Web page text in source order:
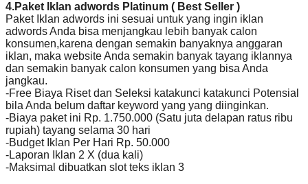
4.Paket Iklan adwords Platinum ( Best Seller )
Paket Iklan adwords ini sesuai untuk yang ingin iklan
adwords Anda bisa menjangkau lebih banyak calon
konsumen,karena dengan semakin banyaknya anggaran
iklan, maka website Anda semakin banyak tayang iklannya
dan semakin banyak calon konsumen yang bisa Anda
jangkau.
-Free Biaya Riset dan Seleksi katakunci katakunci Potensial
bila Anda belum daftar keyword yang yang diinginkan.
-Biaya paket ini Rp. 1.750.000 (Satu juta delapan ratus ribu
rupiah) tayang selama 30 hari
-Budget Iklan Per Hari Rp. 50.000
-Laporan Iklan 2 X (dua kali)
-Maksimal dibuatkan slot teks iklan 3